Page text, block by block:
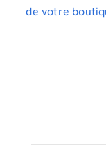
de votre